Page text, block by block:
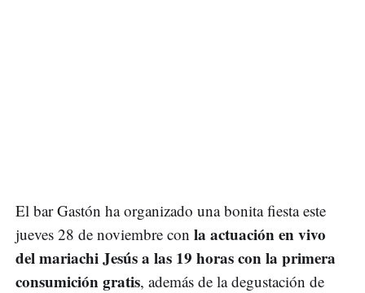
El bar Gastón ha organizado una bonita fiesta este
jueves 28 de noviembre con la actuación en vivo
del mariachi Jesús a las 19 horas con la primera
consumición gratis, además de la degustación de